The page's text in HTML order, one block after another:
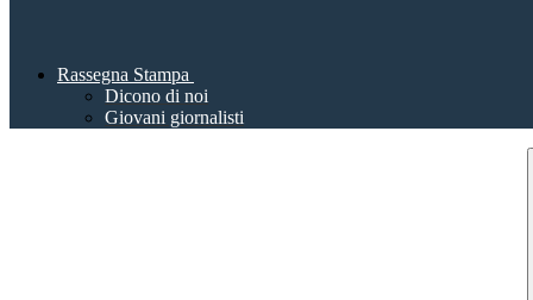
Rassegna Stampa
Dicono di noi
Giovani giornalisti